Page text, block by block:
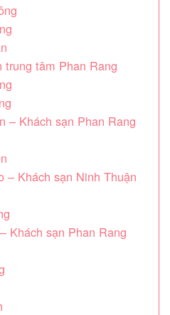
trung tâm Phan Rang
– Khách sạn Phan Rang
– Khách sạn Ninh Thuận
Khách sạn Phan Rang